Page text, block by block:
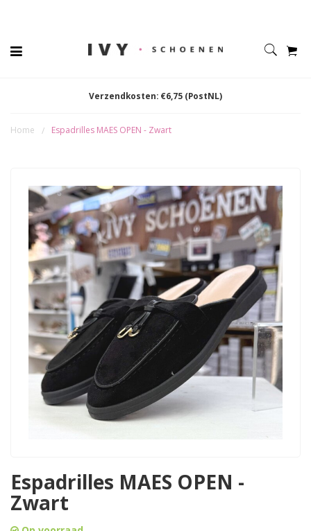
Verzendkosten: €6,75 (PostNL)
Home / Espadrilles MAES OPEN - Zwart
Espadrilles MAES OPEN -
Zwart